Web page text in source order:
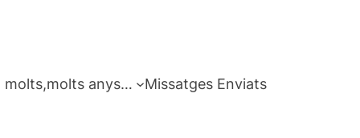
molts,molts anys… Missatges Enviats